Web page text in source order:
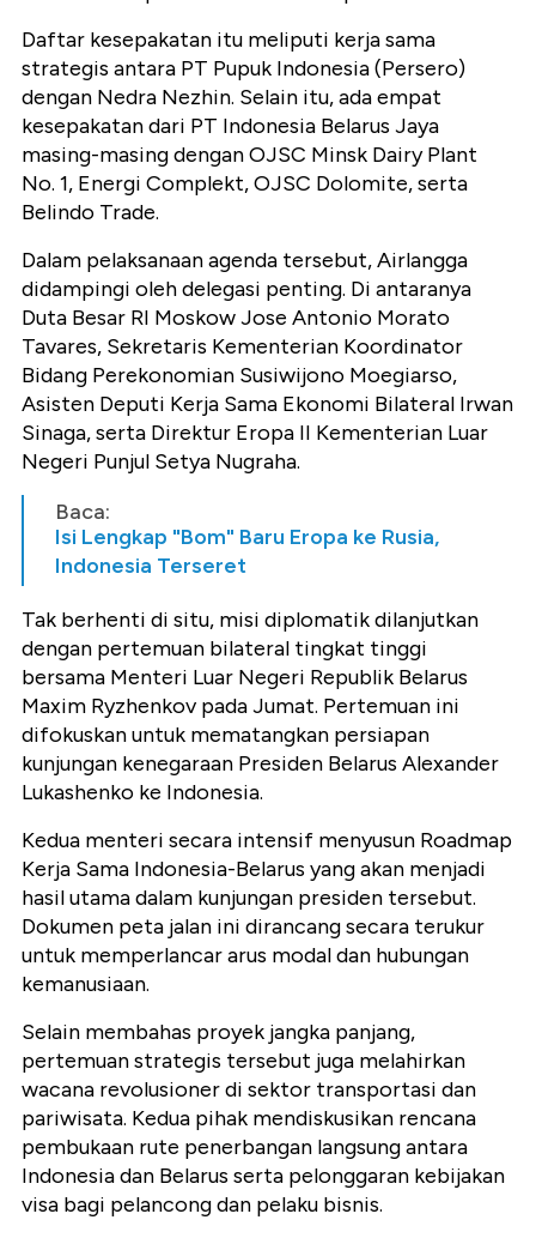
Daftar kesepakatan itu meliputi kerja sama
strategis antara PT Pupuk Indonesia (Persero)
dengan Nedra Nezhin. Selain itu, ada empat
kesepakatan dari PT Indonesia Belarus Jaya
masing-masing dengan OJSC Minsk Dairy Plant
No. 1, Energi Complekt, OJSC Dolomite, serta
Belindo Trade.
Dalam pelaksanaan agenda tersebut, Airlangga
didampingi oleh delegasi penting. Di antaranya
Duta Besar RI Moskow Jose Antonio Morato
Tavares, Sekretaris Kementerian Koordinator
Bidang Perekonomian Susiwijono Moegiarso,
Asisten Deputi Kerja Sama Ekonomi Bilateral Irwan
Sinaga, serta Direktur Eropa II Kementerian Luar
Negeri Punjul Setya Nugraha.
Baca:
Isi Lengkap "Bom" Baru Eropa ke Rusia,
Indonesia Terseret
Tak berhenti di situ, misi diplomatik dilanjutkan
dengan pertemuan bilateral tingkat tinggi
bersama Menteri Luar Negeri Republik Belarus
Maxim Ryzhenkov pada Jumat. Pertemuan ini
difokuskan untuk mematangkan persiapan
kunjungan kenegaraan Presiden Belarus Alexander
Lukashenko ke Indonesia.
Kedua menteri secara intensif menyusun Roadmap
Kerja Sama Indonesia-Belarus yang akan menjadi
hasil utama dalam kunjungan presiden tersebut.
Dokumen peta jalan ini dirancang secara terukur
untuk memperlancar arus modal dan hubungan
kemanusiaan.
Selain membahas proyek jangka panjang,
pertemuan strategis tersebut juga melahirkan
wacana revolusioner di sektor transportasi dan
pariwisata. Kedua pihak mendiskusikan rencana
pembukaan rute penerbangan langsung antara
Indonesia dan Belarus serta pelonggaran kebijakan
visa bagi pelancong dan pelaku bisnis.